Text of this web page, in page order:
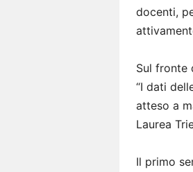
docenti,
Sul fronte
“I dati
atteso a
Laurea
Il primo